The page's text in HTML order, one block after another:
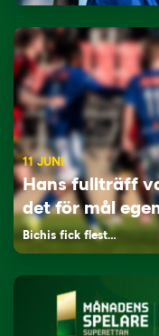
11 JUNI
Hans fullträff
det för mål
Bichis fick flest…